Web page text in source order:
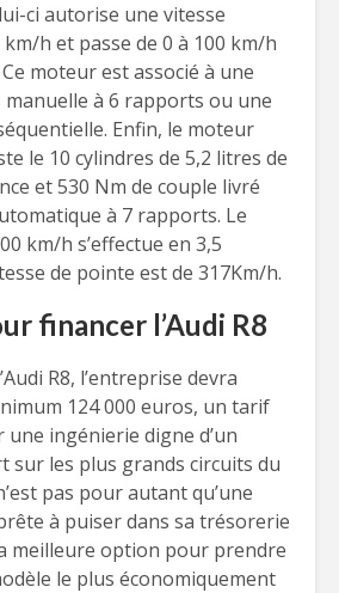
ci autorise une vitesse
h et passe de 0 à 100 km/h
moteur est associé à une
manuelle à 6 rapports ou une
Enfin, le moteur
le 10 cylindres de 5,2 litres de
et 530 Nm de couple livré
à 7 rapports. Le
km/h s’effectue en 3,5
de pointe est de 317Km/h.
financer l’Audi R8
R8, l’entreprise devra
124 000 euros, un tarif
ingénierie digne d’un
sur les plus grands circuits du
pas pour autant qu’une
à puiser dans sa trésorerie
meilleure option pour prendre
le plus économiquement